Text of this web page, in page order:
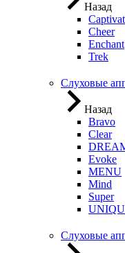
Назад
Cheer
Enchant
Trek
Слуховые
Назад
Bravo
Clear
Evoke
MENU
Mind
Super
Слуховые